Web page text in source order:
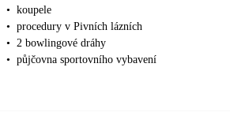
• koupele
• procedury v Pivních lázních
•
2 bowlingové dráhy
• půjčovna sportovního vybavení